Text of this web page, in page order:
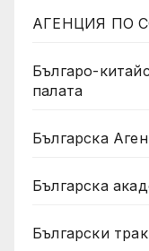
АГЕНЦИЯ ПО
Българо-
палата
Българска
Българска
Български